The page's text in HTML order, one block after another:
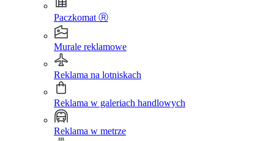
Paczkomat Ⓡ
Murale reklamowe
Reklama na lotniskach
Reklama w galeriach handlowych
Reklama w metrze